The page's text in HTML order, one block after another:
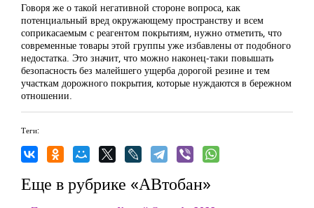
Говоря же о такой негативной стороне вопроса, как
потенциальный вред окружающему пространству и всем
соприкасаемым с реагентом покрытиям, нужно отметить, что
современные товары этой группы уже избавлены от подобного
недостатка. Это значит, что можно наконец-таки повышать
безопасность без малейшего ущерба дорогой резине и тем
участкам дорожного покрытия, которые нуждаются в бережном
отношении.
Теги:
Еще в рубрике «АВтобан»